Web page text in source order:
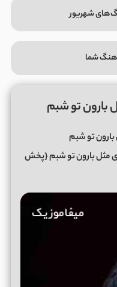
شهریور
شما
بارون تو شبم
تو شبم
مثل بارون تو شبم{پخش